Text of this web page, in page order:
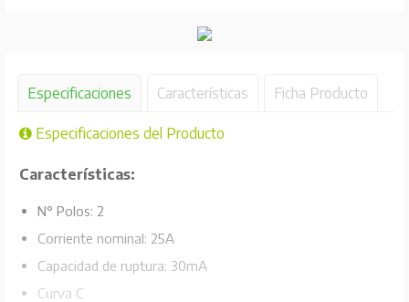
Especificaciones Características Ficha Producto
Especificaciones del Producto
Características:
N° Polos: 2
Corriente nominal: 25A
Capacidad de ruptura: 30mA
Curva C